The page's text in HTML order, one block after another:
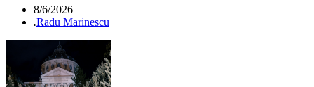
8/6/2026
.Radu Marinescu